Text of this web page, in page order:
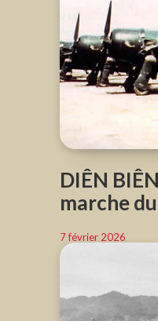
DIÊN
marche
7 février 2026